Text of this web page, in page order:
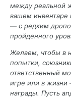
между реальной
вашем инвентаре
— с редким
пройденного
Желаем, чтобы в
попытки,
ответственный
игре или в жизни
награды. Пусть